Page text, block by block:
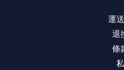
運
退
條